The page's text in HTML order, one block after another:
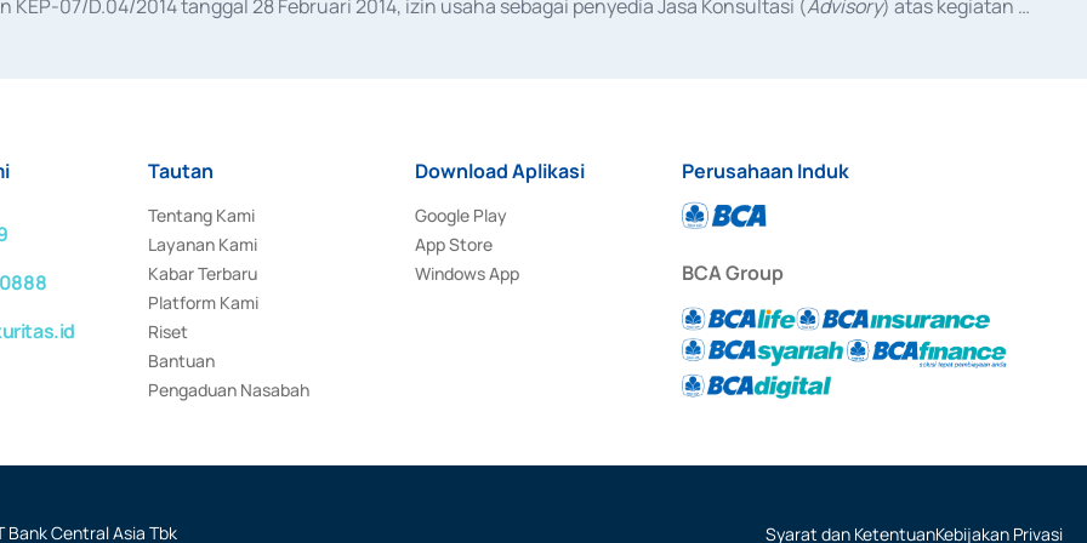
KEP-07/D.04/2014 tanggal 28 Februari 2014, izin usaha sebagai penyedia Jasa Konsultasi (Advisory) atas kegiatan
Tautan
Tentang Kami
Layanan Kami
Kabar Terbaru
Platform Kami
Riset
Bantuan
Pengaduan Nasabah
Download Aplikasi
Google Play
App Store
Windows App
Perusahaan Induk
BCA Group
Bank Central Asia Tbk
Syarat dan KetentuanKebijakan Privasi